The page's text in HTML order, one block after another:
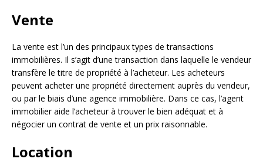
Vente
La vente est l’un des principaux types de transactions
immobilières. Il s’agit d’une transaction dans laquelle le vendeur
transfère le titre de propriété à l’acheteur. Les acheteurs
peuvent acheter une propriété directement auprès du vendeur,
ou par le biais d’une agence immobilière. Dans ce cas, l’agent
immobilier aide l’acheteur à trouver le bien adéquat et à
négocier un contrat de vente et un prix raisonnable.
Location